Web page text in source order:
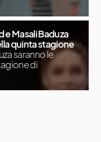
Masali Baduza
quinta stagione
saranno le
di